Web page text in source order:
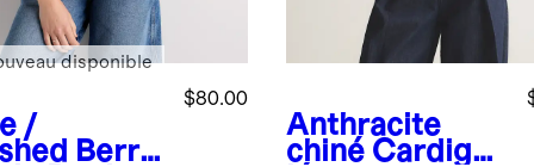
/
Berry
$80.00
disponible
Anthracite
chiné Cardigan